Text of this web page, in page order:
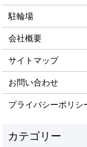
駐輪場
会社概要
サイトマップ
お問い合わせ
プライバシーポリシ